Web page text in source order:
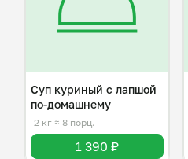
Суп куриный с лапшой
по-домашнему
2 кг ≈ 8 порц.
1 390 ₽